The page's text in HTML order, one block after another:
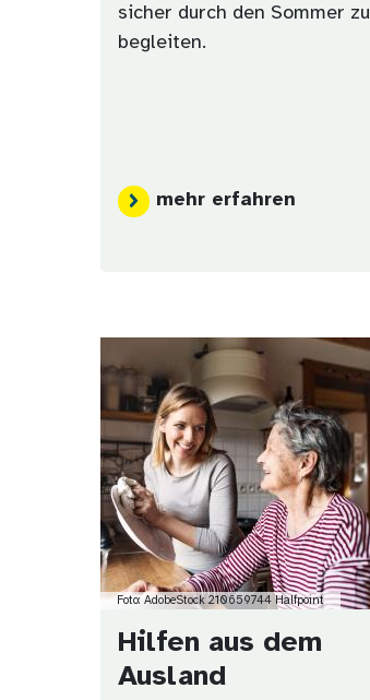
sicher durch den Sommer zu
begleiten.
mehr erfahren
Foto: AdobeStock 210659744 Halfpoint
Hilfen aus dem
Ausland